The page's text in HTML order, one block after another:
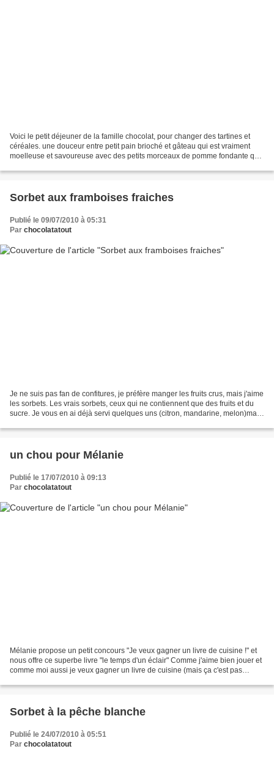
Voici le petit déjeuner de la famille chocolat, pour changer des tartines et
céréales. une douceur entre petit pain brioché et gâteau qui est vraiment
moelleuse et savoureuse avec des petits morceaux de pomme fondante qui
Sorbet aux framboises fraiches
Publié le 09/07/2010 à 05:31
Par chocolatatout
Je ne suis pas fan de confitures, je préfère manger les fruits crus, mais j'aime
les sorbets. Les vrais sorbets, ceux qui ne contiennent que des fruits et du
sucre. Je vous en ai déjà servi quelques uns (citron, mandarine, melon)mais
un chou pour Mélanie
Publié le 17/07/2010 à 09:13
Par chocolatatout
Mélanie propose un petit concours "Je veux gagner un livre de cuisine !" et
nous offre ce superbe livre "le temps d'un éclair" Comme j'aime bien jouer et
comme moi aussi je veux gagner un livre de cuisine (mais ça c'est pas
Sorbet à la pêche blanche
Publié le 24/07/2010 à 05:51
Par chocolatatout